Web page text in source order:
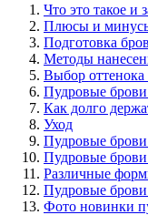
Что это такое и
Плюсы и
Подготовка
Методы
Выбор оттенока
Пудровые
Как долго
Уход
Пудровые
Пудровые
Различные
Пудровые
Фото новинки